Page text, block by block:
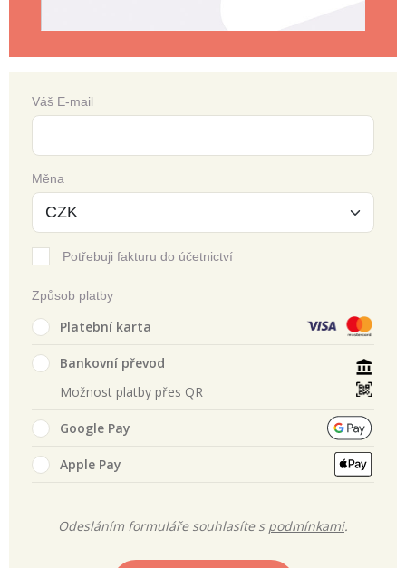
Váš E-mail
Měna
Potřebuji fakturu do účetnictví
Způsob platby
Platební karta
Bankovní převod
Možnost platby přes QR
Google Pay
Apple Pay
Odesláním formuláře souhlasíte s podmínkami.